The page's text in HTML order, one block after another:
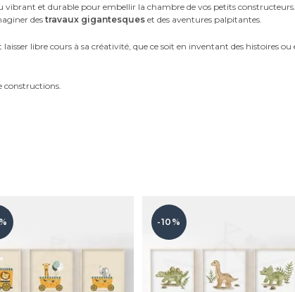
vibrant et durable pour embellir la chambre de vos petits
destravaux gigantesques et des aventures palpitantes.
libre cours à sa créativité, que ce soit en inventant des histoires
constructions.
-10%